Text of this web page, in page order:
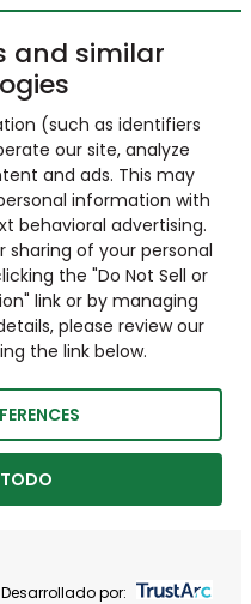
and similar
(such as identifiers
our site, analyze
and ads. This may
information with
behavioral advertising.
of your personal
the "Do Not Sell or
link or by managing
please review our
the link below.
Desarrollado por: